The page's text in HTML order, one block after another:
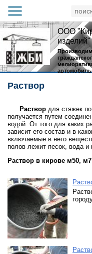
ООО
изделий"
Раствор
Раствор для стяжек
получается путем
водой. От того для каких
зависит его состав и в
включаемые в него
полов лежит песок, вода и
Раствор в кирове м50,